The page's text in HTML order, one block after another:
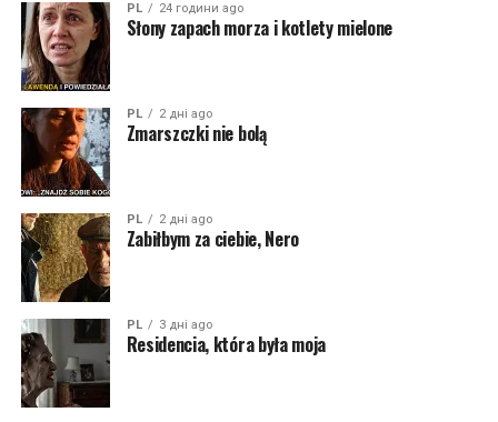
PL 24 години ago
Słony zapach morza i kotlety mielone
PL 2 дні ago
Zmarszczki nie bolą
PL 2 дні ago
Zabiłbym za ciebie, Nero
PL 3 дні ago
Residencia, która była moja